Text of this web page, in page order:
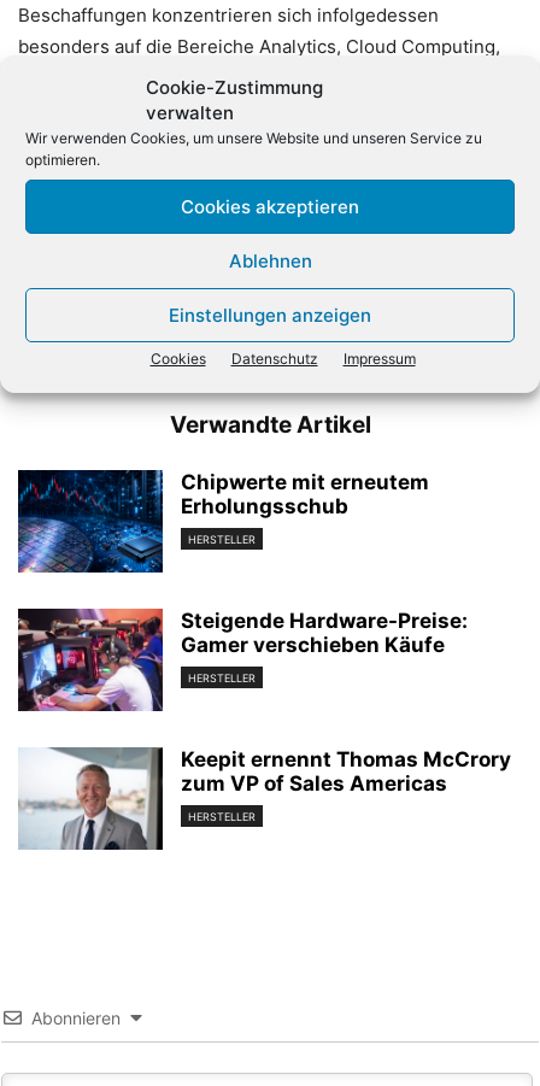
Cookie-Zustimmung
verwalten
Wir verwenden Cookies, um unsere Website und unseren Service zu
optimieren.
Cookies akzeptieren
Ablehnen
Einstellungen anzeigen
Cookies Datenschutz Impressum
Beschaffungen konzentrieren sich infolgedessen
besonders auf die Bereiche Analytics, Cloud Computing,
Nahtlose Kundenerlebnisse und Sicherheit.»
Vorheriger Artikel
Mercedes stellt 3000
Softwareentwickler ein
Nächster Artikel
NetApp will Instaclustr
übernehmen
Verwandte Artikel
Chipwerte mit erneutem
Erholungsschub
HERSTELLER
Steigende Hardware-Preise:
Gamer verschieben Käufe
HERSTELLER
Keepit ernennt Thomas McCrory
zum VP of Sales Americas
HERSTELLER
Abonnieren